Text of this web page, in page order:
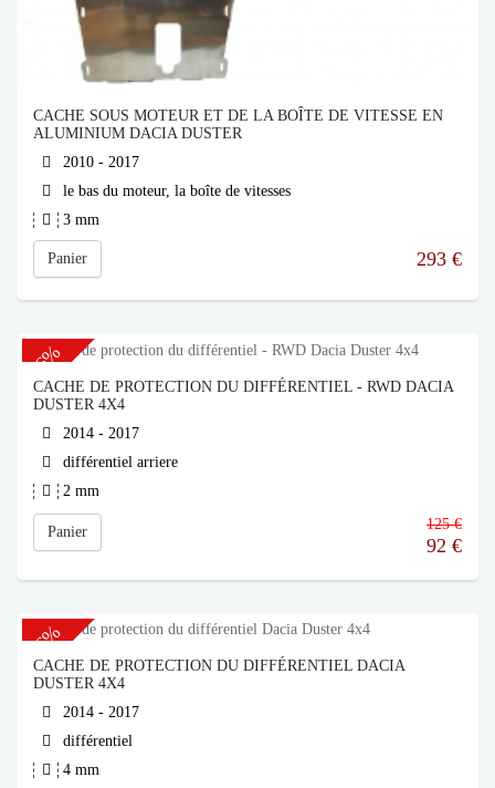
CACHE SOUS MOTEUR ET DE LA BOÎTE DE VITESSE EN
ALUMINIUM DACIA DUSTER
2010 - 2017
le bas du moteur, la boîte de vitesses
3 mm
Panier 293 €
-26%
CACHE DE PROTECTION DU DIFFÉRENTIEL - RWD DACIA
DUSTER 4X4
2014 - 2017
différentiel arriere
2 mm
Panier 125 €
92 €
-36%
CACHE DE PROTECTION DU DIFFÉRENTIEL DACIA
DUSTER 4X4
2014 - 2017
différentiel
4 mm